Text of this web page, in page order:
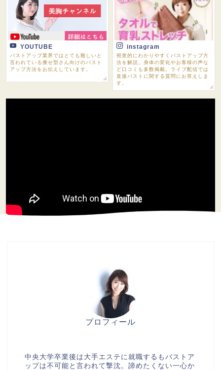
YOUTUBE
バストアップ業界ではとても難しいと
言われている痩せ型さん向けのバスト
アップ方法をお伝えしています。
instagram
視覚的にわかりやすくバストアップ方
法を解説。身体の変化やお客様の声な
ど口コミも多数掲載。ライブ配信では
直接バストに関する質問にお答えしま
す。
プロフィール
中央大学卒業後は大手エステに就職するもバストア
ップは不可能と言われて撃沈。諦めたくない一心か